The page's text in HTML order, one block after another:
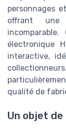
personnages
offrant une
électronique
interactive,
qualité de
Un objet